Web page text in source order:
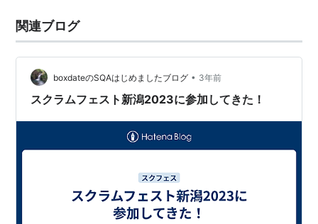
関連ブログ
boxdateのSQAはじめましたブログ • 3年前
スクラムフェスト新潟2023に参加してきた！